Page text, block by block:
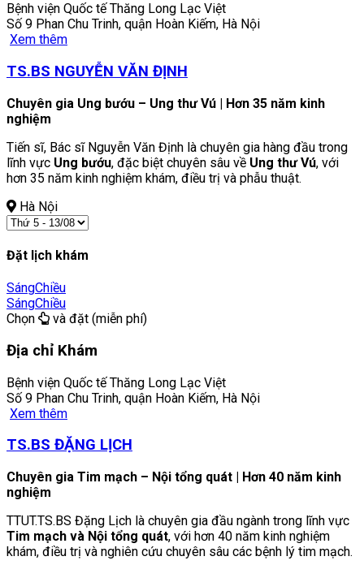
Bệnh viện Quốc tế Thăng Long Lạc Việt
Số 9 Phan Chu Trinh, quận Hoàn Kiếm, Hà Nội
Xem thêm
TS.BS NGUYỄN VĂN ĐỊNH
Chuyên gia Ung bướu – Ung thư Vú | Hơn 35 năm kinh
nghiệm
Tiến sĩ, Bác sĩ Nguyễn Văn Định là chuyên gia hàng đầu trong
lĩnh vực Ung bướu, đặc biệt chuyên sâu về Ung thư Vú, với
hơn 35 năm kinh nghiệm khám, điều trị và phẫu thuật.
Hà Nội
Đặt lịch khám
SángChiều
SángChiều
Chọn
và đặt (miễn phí)
Địa chỉ Khám
Bệnh viện Quốc tế Thăng Long Lạc Việt
Số 9 Phan Chu Trinh, quận Hoàn Kiếm, Hà Nội
Xem thêm
TS.BS ĐẶNG LỊCH
Chuyên gia Tim mạch – Nội tổng quát | Hơn 40 năm kinh
nghiệm
TTUT.TS.BS Đặng Lịch là chuyên gia đầu ngành trong lĩnh vực
Tim mạch và Nội tổng quát, với hơn 40 năm kinh nghiệm
khám, điều trị và nghiên cứu chuyên sâu các bệnh lý tim mạch.